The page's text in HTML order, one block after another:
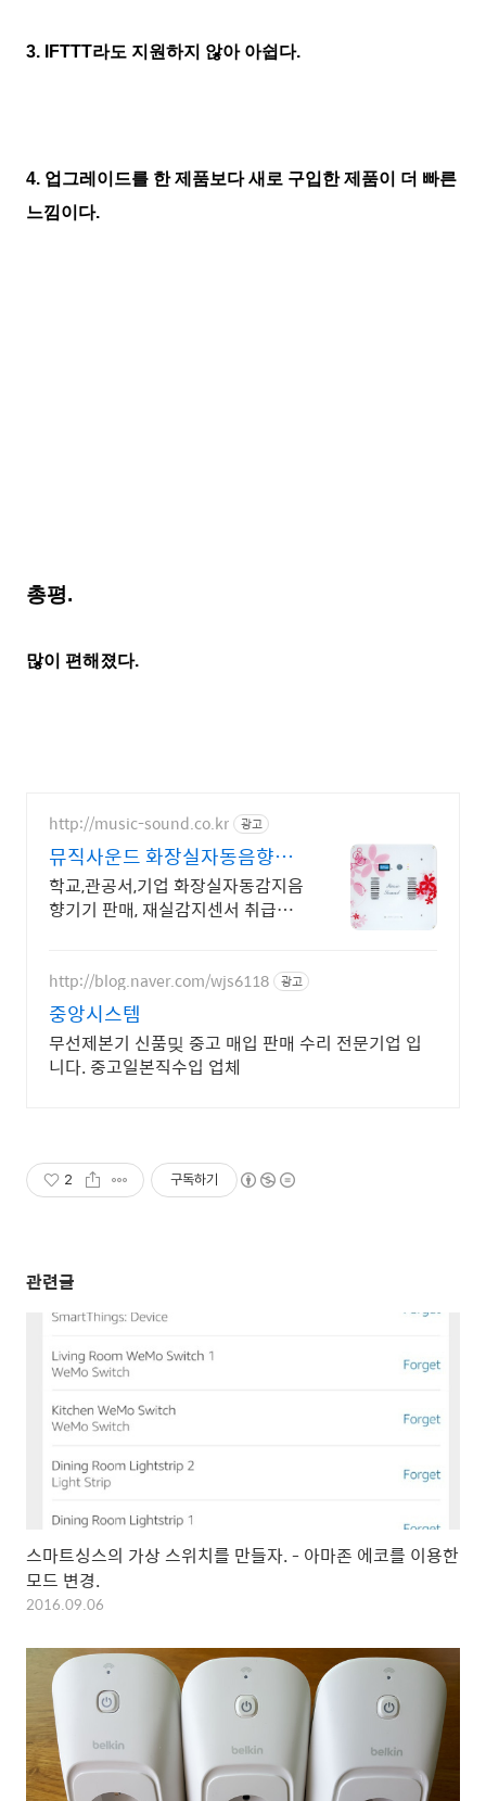
3. IFTTT라도 지원하지 않아 아쉽다.
4. 업그레이드를 한 제품보다 새로 구입한 제품이 더 빠른
느낌이다.
총평.
많이 편해졌다.
http://music-sound.co.kr 광고
뮤직사운드 화장실자동음향기
기
학교,관공서,기업 화장실자동감지음
향기기 판매, 재실감지센서 취급업
http://blog.naver.com/wjs6118 광고
중앙시스템
무선제본기 신품밎 중고 매입 판매 수리 전문기업 입
니다. 중고일본직수입 업체
2 구독하기
관련글
스마트싱스의 가상 스위치를 만들자. - 아마존 에코를 이용한
모드 변경.
2016.09.06